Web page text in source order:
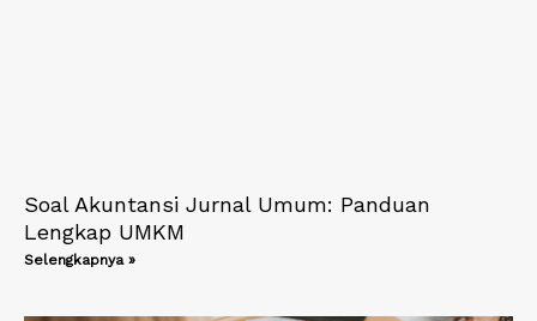
Soal Akuntansi Jurnal Umum: Panduan
Lengkap UMKM
Selengkapnya »